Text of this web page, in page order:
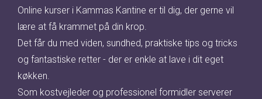
Online kurser i Kammas Kantine er til dig, der gerne vil
lære at få krammet på din krop.
Det får du med viden, sundhed, praktiske tips og tricks
og fantastiske retter - der er enkle at lave i dit eget
køkken.
Som kostvejleder og professionel formidler serverer